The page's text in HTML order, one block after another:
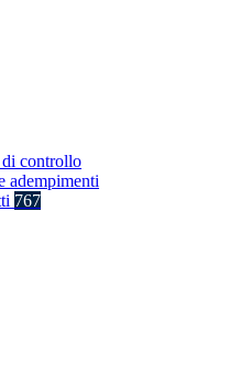
controllo
adempimenti
767